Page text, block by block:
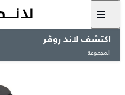
اكتشف لاند روڤر
المجموعة